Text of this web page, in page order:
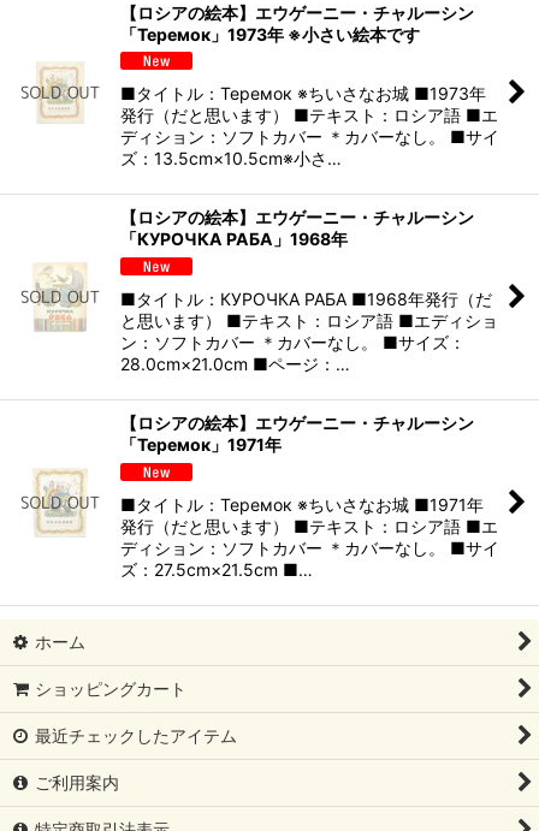
【ロシアの絵本】エウゲーニー・チャルーシン
「Теремок」1973年 ※小さい絵本です
■タイトル：Теремок ※ちいさなお城 ■1973年
発行（だと思います） ■テキスト：ロシア語 ■エ
ディション：ソフトカバー ＊カバーなし。 ■サイ
ズ：13.5cm×10.5cm※小さ…
【ロシアの絵本】エウゲーニー・チャルーシン
「КУРОЧКА РАБА」1968年
■タイトル：КУРОЧКА РАБА ■1968年発行（だ
と思います） ■テキスト：ロシア語 ■エディショ
ン：ソフトカバー ＊カバーなし。 ■サイズ：
28.0cm×21.0cm ■ページ：…
【ロシアの絵本】エウゲーニー・チャルーシン
「Теремок」1971年
■タイトル：Теремок ※ちいさなお城 ■1971年
発行（だと思います） ■テキスト：ロシア語 ■エ
ディション：ソフトカバー ＊カバーなし。 ■サイ
ズ：27.5cm×21.5cm ■…
ホーム
ショッピングカート
最近チェックしたアイテム
ご利用案内